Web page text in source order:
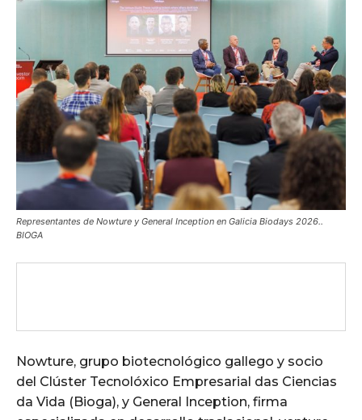
Representantes de Nowture y General Inception en Galicia Biodays 2026..
BIOGA
Nowture, grupo biotecnológico gallego y socio
del Clúster Tecnolóxico Empresarial das Ciencias
da Vida (Bioga), y General Inception, firma